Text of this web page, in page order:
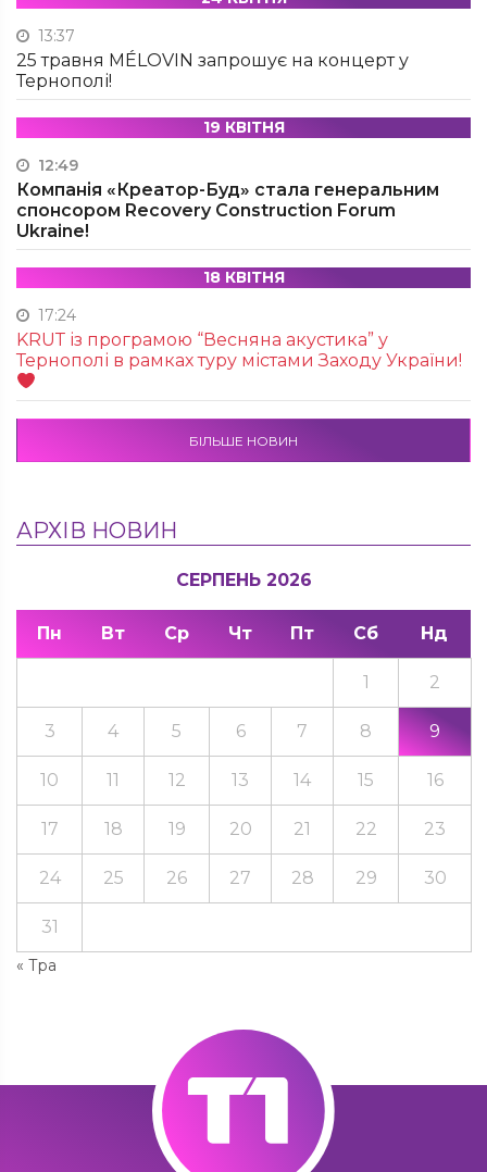
13:37
25 травня MÉLOVIN запрошує на концерт у
Тернополі!
19 КВІТНЯ
12:49
Компанія «Креатор-Буд» стала генеральним
спонсором Recovery Construction Forum
Ukraine!
18 КВІТНЯ
17:24
KRUТ із програмою “Весняна акустика” у
Тернополі в рамках туру містами Заходу України!
БІЛЬШЕ НОВИН
АРХІВ НОВИН
СЕРПЕНЬ 2026
Пн Вт Ср Чт Пт Сб Нд
« Тра
1 2
3 4 5 6 7 8 9
10 11 12 13 14 15 16
17 18 19 20 21 22 23
24 25 26 27 28 29 30
31